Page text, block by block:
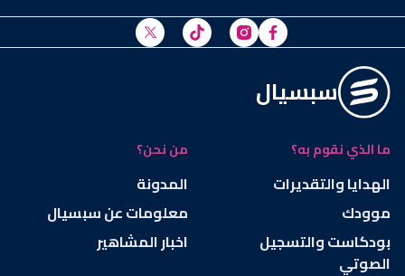
سبسيال
ما الذي نقوم به؟
الهدايا والتقديرات
موودك
بودكاست والتسجيل
الصوتي
من نحن؟
المدونة
معلومات عن سبسيال
اخبار المشاهير